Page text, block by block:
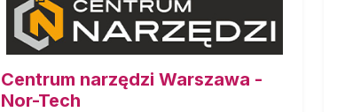
Centrum narzędzi Warszawa -
Nor-Tech